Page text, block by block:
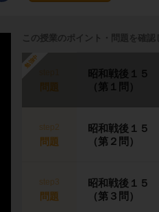
この授業のポイント・問題を確認
勉強中
問題
昭和戦後１５
（第１問）
step2
問題
昭和戦後１５
（第２問）
step3
問題
昭和戦後１５
（第３問）